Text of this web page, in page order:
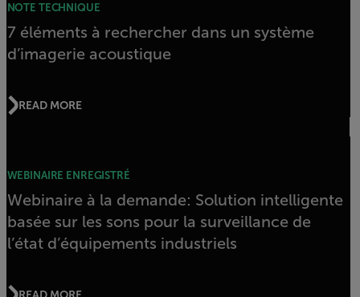
NOTE TECHNIQUE
7 éléments à rechercher dans un système
d’imagerie acoustique
READ MORE
WEBINAIRE ENREGISTRÉ
Webinaire à la demande: Solution intelligente
basée sur les sons pour la surveillance de
l’état d’équipements industriels